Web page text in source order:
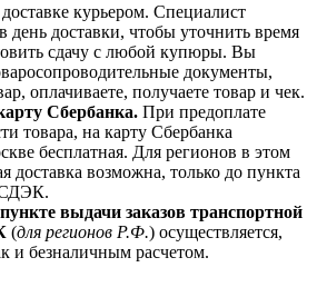
курьером. Специалист
день доставки, чтобы уточнить время
сдачу с любой купюры. Вы
документы,
оплачиваете, получаете товар и чек.
Сбербанка. При предоплате
товара, на карту Сбербанка
бесплатная. Для регионов в этом
доставка возможна, только до пункта
СДЭК.
пункте выдачи заказов транспортной
(для регионов Р.Ф.) осуществляется,
и безналичным расчетом.